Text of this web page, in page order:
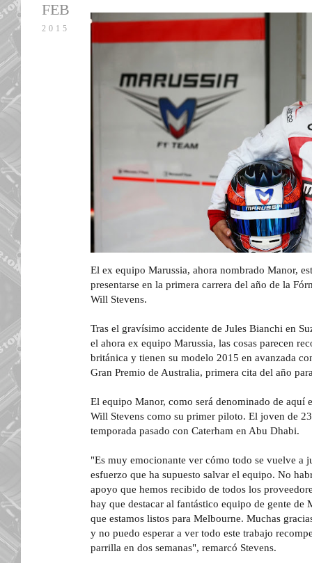
FEB
2015
El ex equipo Marussia, ahora nombrado Manor,
presentarse en la primera carrera del año de la
Will Stevens.
Tras el gravísimo accidente de Jules Bianchi en
el ahora ex equipo Marussia, las cosas parecen
británica y tienen su modelo 2015 en avanzada
Gran Premio de Australia, primera cita del año
El equipo Manor, como será denominado de aquí
Will Stevens como su primer piloto. El joven de
temporada pasado con Caterham en Abu Dhabi.
"Es muy emocionante ver cómo todo se vuelve a
esfuerzo que ha supuesto salvar el equipo. No
apoyo que hemos recibido de todos los
hay que destacar al fantástico equipo de gente de
que estamos listos para Melbourne. Muchas
y no puedo esperar a ver todo este trabajo
parrilla en dos semanas", remarcó Stevens.